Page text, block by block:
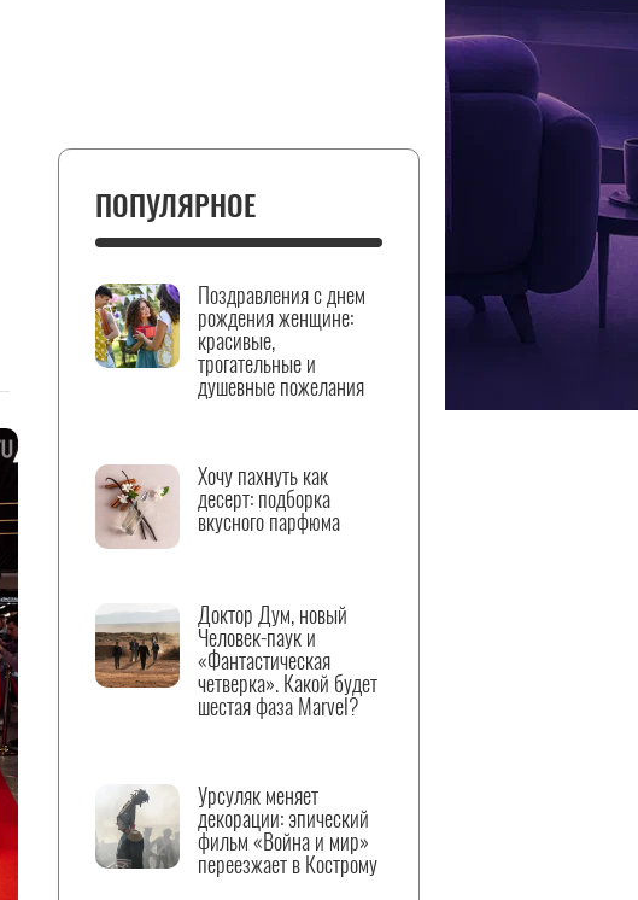
ПОПУЛЯРНОЕ
Поздравления с днем
рождения женщине:
красивые,
трогательные и
душевные пожелания
Хочу пахнуть как
десерт: подборка
вкусного парфюма
Доктор Дум, новый
Человек-паук и
«Фантастическая
четверка». Какой будет
шестая фаза Marvel?
Урсуляк меняет
декорации: эпический
фильм «Война и мир»
переезжает в Кострому